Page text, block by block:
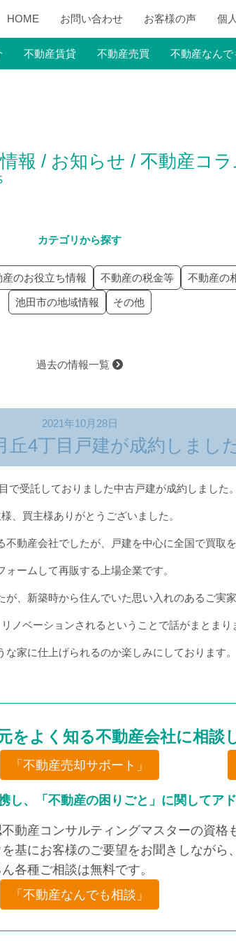
HOME お問い合わせ お客様の声 個
不動産賃貸 不動産売買 不動産なんで
報 / お知らせ / 不動産コラ
カテゴリから探す
産のお役立ち情報 不動産の税金等 不動産の
池田市の地域情報 その他
過去の情報一覧
2021年10月28日
丘4丁目戸建が成約しまし
で受託しておりました中古戸建が成約しました。
、買主様ありがとうございました。
不動産会社でしたが、戸建を中心に全国で買取を
ォームして再販する上場企業です。
、新築時から住んでいた思い入れのあるご実家
ノベーションされるということで話がまとまり
な家に仕上げられるのか楽しみにしております。
をよく知る不動産会社に相談
「不動産売却サポート」
し、「不動産の困りごと」に関してア
動産コンサルティングマスターの資格
基にお客様のご要望をお聞きしながら
各種ご相談は無料です。
「不動産なんでも相談」